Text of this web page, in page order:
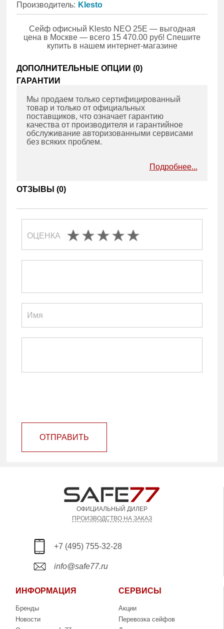
Производитель: Klesto
Сейф офисный Klesto NEO 25E — выгодная
цена в Москве — всего 15 470.00 руб! Спешите
купить в нашем интернет-магазине
ДОПОЛНИТЕЛЬНЫЕ ОПЦИИ (0)
ГАРАНТИИ
Мы продаем только сертифицированный
товар и только от официальных
поставщиков, что означает гарантию
качества от производителя и гарантийное
обслуживание авторизованными сервисами
без всяких проблем.
Подробнее...
ОТЗЫВЫ (0)
ОЦЕНКА
ОТПРАВИТЬ
ОФИЦИАЛЬНЫЙ ДИЛЕР
ПРОИЗВОДСТВО НА ЗАКАЗ
+7 (495) 755-32-28
info@safe77.ru
ИНФОРМАЦИЯ
Бренды
Новости
СЕРВИСЫ
Акции
Перевозка сейфов